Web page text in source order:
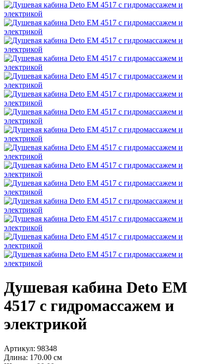
Душевая кабина Deto ЕМ
4517 с гидромассажем и
электрикой
Артикул: 98348
Длина: 170.00 см